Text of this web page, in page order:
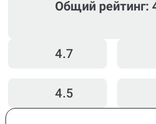
Общий рейтинг:
4.7
4.5